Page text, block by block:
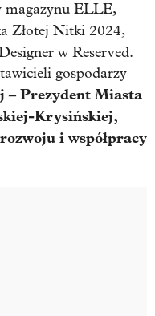
magazynu ELLE,
Złotej Nitki 2024,
w Reserved.
gospodarzy
– Prezydent Miasta
Krysińskiej,
i współpracy